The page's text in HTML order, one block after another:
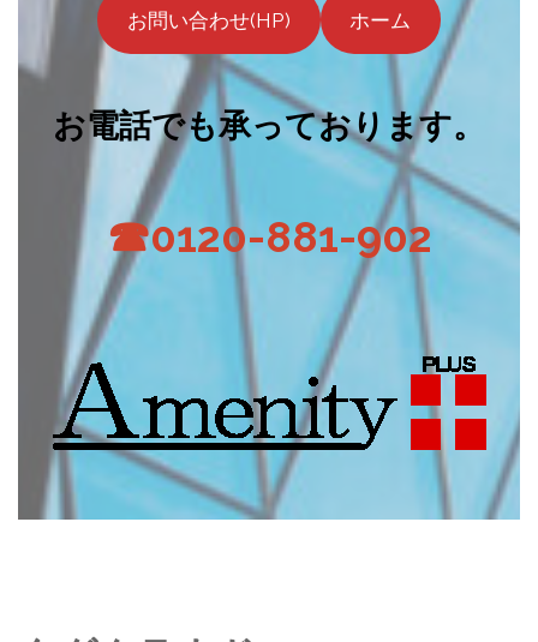
お問い合わせ(HP) ホーム
お電話でも承っております。
☎0120-881-902